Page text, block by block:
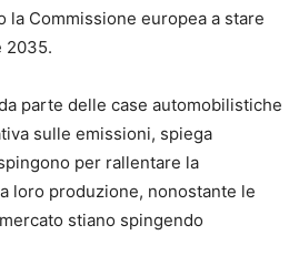
la Commissione europea a stare
2035.
parte delle case automobilistiche
sulle emissioni, spiega
per rallentare la
loro produzione, nonostante le
stiano spingendo